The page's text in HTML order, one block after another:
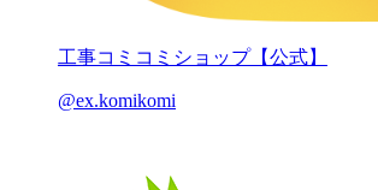
工事コミコミショップ【公式】
@ex.komikomi